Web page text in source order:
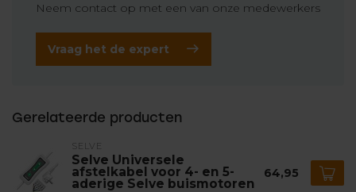
Neem contact op met een van onze medewerkers
Vraag het de expert
Gerelateerde producten
SELVE
Selve Universele
afstelkabel voor 4- en 5-
aderige Selve buismotoren
64,95